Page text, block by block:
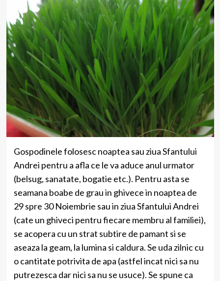
Gospodinele folosesc noaptea sau ziua Sfantului
Andrei pentru a afla ce le va aduce anul urmator
(belsug, sanatate, bogatie etc.). Pentru asta se
seamana boabe de grau in ghivece in noaptea de
29 spre 30 Noiembrie sau in ziua Sfantului Andrei
(cate un ghiveci pentru fiecare membru al familiei),
se acopera cu un strat subtire de pamant si se
aseaza la geam, la lumina si caldura. Se uda zilnic cu
o cantitate potrivita de apa (astfel incat nici sa nu
putrezesca dar nici sa nu se usuce). Se spune ca